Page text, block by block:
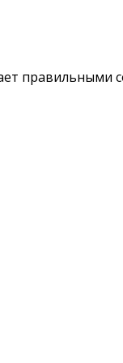
правильными